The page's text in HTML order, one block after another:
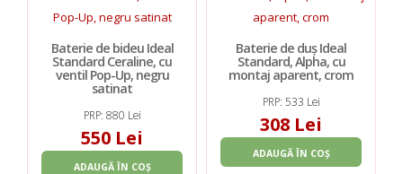
Baterie de bideu Ideal
Standard Ceraline, cu
ventil Pop-Up, negru
satinat
PRP: 880 Lei
550 Lei
ADAUGĂ ÎN COȘ
Baterie de duș Ideal
Standard, Alpha, cu
montaj aparent, crom
PRP: 533 Lei
308 Lei
ADAUGĂ ÎN COȘ